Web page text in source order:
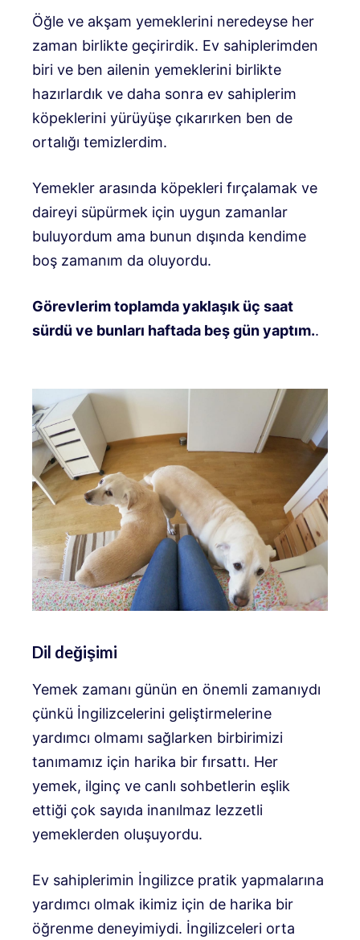
Öğle ve akşam yemeklerini neredeyse her
zaman birlikte geçirirdik. Ev sahiplerimden
biri ve ben ailenin yemeklerini birlikte
hazırlardık ve daha sonra ev sahiplerim
köpeklerini yürüyüşe çıkarırken ben de
ortalığı temizlerdim.
Yemekler arasında köpekleri fırçalamak ve
daireyi süpürmek için uygun zamanlar
buluyordum ama bunun dışında kendime
boş zamanım da oluyordu.
Görevlerim toplamda yaklaşık üç saat
sürdü ve bunları haftada beş gün yaptım..
Dil değişimi
Yemek zamanı günün en önemli zamanıydı
çünkü İngilizcelerini geliştirmelerine
yardımcı olmamı sağlarken birbirimizi
tanımamız için harika bir fırsattı. Her
yemek, ilginç ve canlı sohbetlerin eşlik
ettiği çok sayıda inanılmaz lezzetli
yemeklerden oluşuyordu.
Ev sahiplerimin İngilizce pratik yapmalarına
yardımcı olmak ikimiz için de harika bir
öğrenme deneyimiydi. İngilizceleri orta